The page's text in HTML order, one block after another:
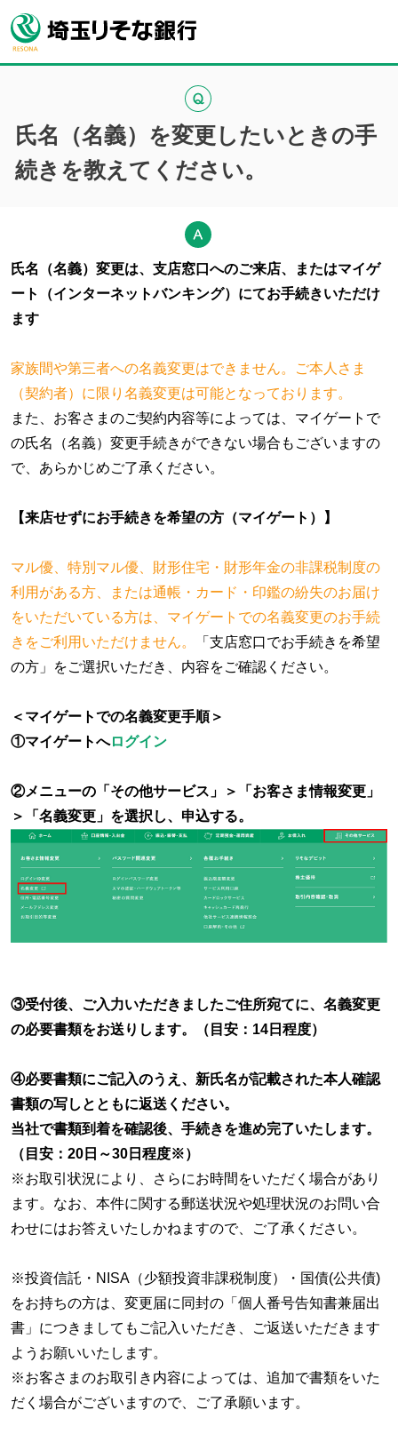
氏名（名義）を変更したいときの手
続きを教えてください。
氏名（名義）変更は、支店窓口へのご来店、またはマイゲ
ート（インターネットバンキング）にてお手続きいただけ
ます
家族間や第三者への名義変更はできません。ご本人さま
（契約者）に限り名義変更は可能となっております。
また、お客さまのご契約内容等によっては、マイゲートで
の氏名（名義）変更手続きができない場合もございますの
で、あらかじめご了承ください。
【来店せずにお手続きを希望の方（マイゲート）】
マル優、特別マル優、財形住宅・財形年金の非課税制度の
利用がある方、または通帳・カード・印鑑の紛失のお届け
をいただいている方は、マイゲートでの名義変更のお手続
きをご利用いただけません。
「支店窓口でお手続きを希望
の方」をご選択いただき、内容をご確認ください。
＜マイゲートでの名義変更手順＞
①マイゲートへログイン
②メニューの「その他サービス」＞「お客さま情報変更」
＞「名義変更」を選択し、申込する。
③受付後、ご入力いただきましたご住所宛てに、名義変更
の必要書類をお送りします。（目安：14日程度）
④必要書類にご記入のうえ、新氏名が記載された本人確認
書類の写しとともに返送ください。
当社で書類到着を確認後、手続きを進め完了いたします。
（目安：20日～30日程度※）
※お取引状況により、さらにお時間をいただく場合があり
ます。なお、本件に関する郵送状況や処理状況のお問い合
わせにはお答えいたしかねますので、ご了承ください。
※投資信託・NISA（少額投資非課税制度）・国債(公共債)
をお持ちの方は、変更届に同封の「個人番号告知書兼届出
書」につきましてもご記入いただき、ご返送いただきます
ようお願いいたします。
※お客さまのお取引き内容によっては、追加で書類をいた
だく場合がございますので、ご了承願います。